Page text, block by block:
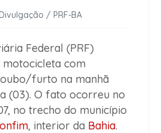
/ PRF-BA
Federal (PRF)
com
furto na manhã
(03). O fato ocorreu no
no trecho do município
, interior da Bahia.